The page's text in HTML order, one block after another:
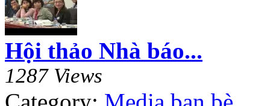
Hội thảo Nhà báo...
1287 Views